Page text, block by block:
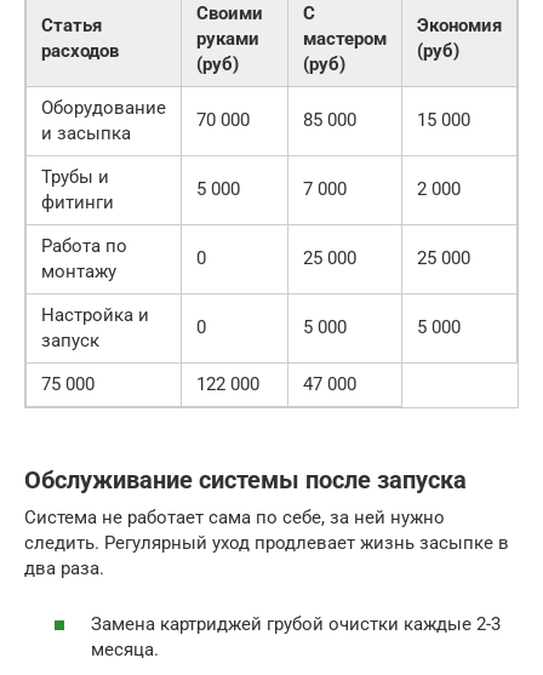
Статья
расходов
Своими
руками
(руб)
С
мастером
(руб)
Экономия
(руб)
Оборудование
и засыпка
70 000 85 000 15 000
Трубы и
фитинги
5 000 7 000 2 000
Работа по
монтажу
0 25 000 25 000
Настройка и
запуск
0 5 000 5 000
75 000 122 000 47 000
Обслуживание системы после запуска
Система не работает сама по себе, за ней нужно
следить. Регулярный уход продлевает жизнь засыпке в
два раза.
Замена картриджей грубой очистки каждые 2-3
месяца.